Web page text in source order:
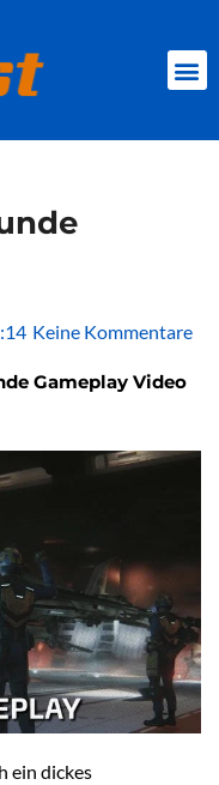
Keine Kommentare
Gameplay Video
ein dickes